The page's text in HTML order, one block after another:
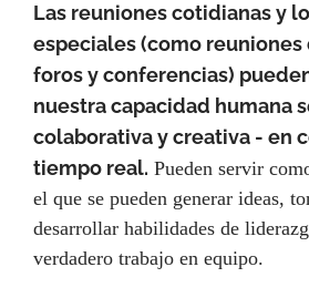
Las reuniones cotidianas y
especiales (como
foros y conferencias)
nuestra capacidad humana
colaborativa y creativa - en
tiempo real. Pueden servir
el que se pueden generar ideas,
desarrollar habilidades de
verdadero trabajo en equipo.